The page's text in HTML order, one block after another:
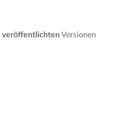
veröffentlichten Versionen